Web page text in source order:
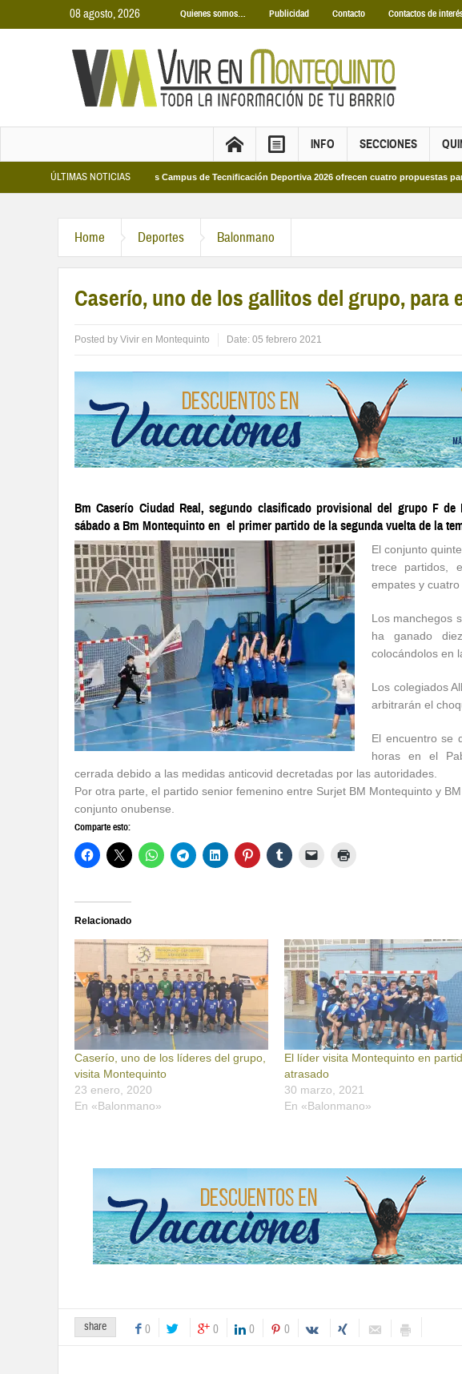
08 agosto, 2026 Quienes somos… Publicidad Contacto Contactos de
INFO SECCIONES
ÚLTIMAS NOTICIAS
2026 Los Campus de Tecnificación Deportiva 2026 ofrecen cuatro propuestas para
Home Deportes Balonmano
Caserío, uno de los gallitos del grupo, para
Posted by Vivir en Montequinto Date: 05 febrero 2021
Bm Caserío Ciudad Real, segundo clasificado provisional del grupo F de
sábado a Bm Montequinto en el primer partido de la segunda vuelta de la
El conjunto
trece partidos,
empates y cuatro
Los manchegos
ha ganado
colocándolos en
Los colegiados
arbitrarán el
El encuentro se
horas en el
cerrada debido a las medidas anticovid decretadas por las autoridades.
Por otra parte, el partido senior femenino entre Surjet BM Montequinto y
conjunto onubense.
Comparte esto:
Relacionado
Caserío, uno de los líderes del grupo,
visita Montequinto
23 enero, 2020
En «Balonmano»
El líder visita Montequinto en
atrasado
30 marzo, 2021
En «Balonmano»
share 0 0 0 0